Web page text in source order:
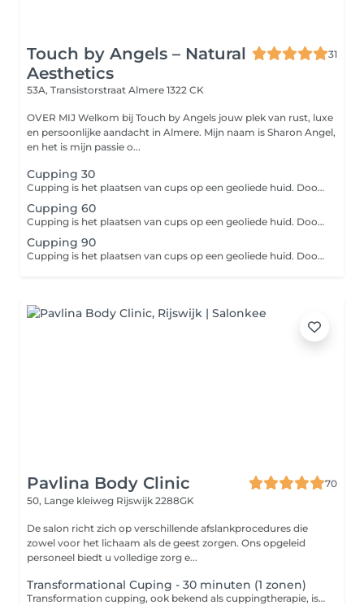
Touch by Angels – Natural
Aesthetics
31
53A, Transistorstraat Almere 1322 CK
OVER MIJ Welkom bij Touch by Angels jouw plek van rust, luxe
en persoonlijke aandacht in Almere. Mijn naam is Sharon Angel,
en het is mijn passie o...
Cupping 30
Cupping is het plaatsen van cups op een geoliede huid. Doordat er een vacuüm in de cups ontstaat worden afvalstoffen en bloedstagnaties in de spieren naar de oppervlakte getrokken en kunnen blokkades opgeheven worden. Deze cupping massage is een diepwerkende massage, vergelijkbaar met bindweefselmassage. cupping behandeling is ook in kuurverband te krijgen. Bij interesse passen wij deze in de salon aan!
Cupping 60
Cupping is het plaatsen van cups op een geoliede huid. Doordat er een vacuüm in de cups ontstaat worden afvalstoffen en bloedstagnaties in de spieren naar de oppervlakte getrokken en kunnen blokkades opgeheven worden. Deze cupping massage is een diepwerkende massage, vergelijkbaar met bindweefselmassage. cupping behandeling is ook in kuurverband te krijgen. Bij interesse passen wij deze in de salon aan!
Cupping 90
Cupping is het plaatsen van cups op een geoliede huid. Doordat er een vacuüm in de cups ontstaat worden afvalstoffen en bloedstagnaties in de spieren naar de oppervlakte getrokken en kunnen blokkades opgeheven worden. Deze cupping massage is een diepwerkende massage, vergelijkbaar met bindweefselmassage. cupping behandeling is ook in kuurverband te krijgen. Bij interesse passen wij deze in de salon aan!
Pavlina Body Clinic
70
50, Lange kleiweg Rijswijk 2288GK
De salon richt zich op verschillende afslankprocedures die
zowel voor het lichaam als de geest zorgen. Ons opgeleid
personeel biedt u volledige zorg e...
Transformational Cuping - 30 minuten (1 zonen)
Transformation cupping, ook bekend als cuppingtherapie, is een alternatieve therapeutische methode die gebruikmaakt van onderdruk die wordt gecreëerd door speciale glazen of siliconen cups. Deze techniek richt zich op het verlichten van spierspanning, het verbeteren van de bloedcirculatie en het verwijderen van gifstoffen uit het lichaam, en is ook een populaire keuze in de strijd tegen cellulite. Contra-indicaties voor cupping: 1. Huidziekten 2. Bloedstoornissen 3. Zwangerschap 4. Ontstekingen en infecties 5. Hart- en vaatproblemen 6. Barriètes en uitgezette aderen Raadpleeg altijd een professional! Toepassing: Transforcupping wordt vaak gebruikt om chronische pijn, spanning, cellulite te verlichten en als ondersteunende therapie bij revalidatie na blessures. Het wordt aanbevolen om vooraf een professional te raadplegen, die passende instructies en aanbevelingen kan geven. Over het algemeen wordt deze techniek beschouwd als een effectieve methode voor het verbeteren van de lichamelijke en geestelijke gezondheid, inclusief het verminderen van cellulite.